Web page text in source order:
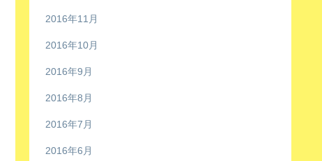
2016年11月
2016年10月
2016年9月
2016年8月
2016年7月
2016年6月